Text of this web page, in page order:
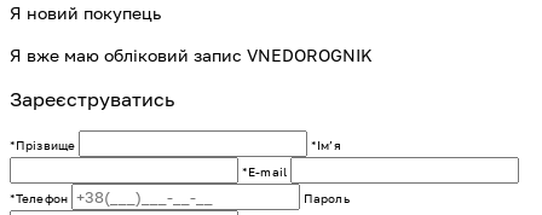
Я новий покупець
Я вже маю обліковий запис VNEDOROGNIK
Зареєструватись
*Прізвище
*Імʼя
*E-mail
*Телефон
Пароль